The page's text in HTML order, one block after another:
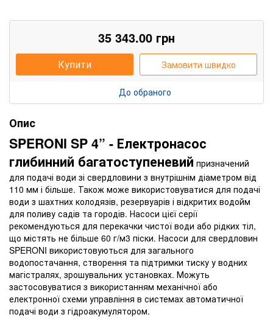
35 343.00 грн
Купити Замовити швидко
До обраного
Опис
SPERONI SP 4” - Електронасос
глибинний багатоступеневий призначений
для подачі води зі свердловини з внутрішнім діаметром від
110 мм і більше. Також може використовуватися для подачі
води з шахтних колодязів, резервуарів і відкритих водойм
для поливу садів та городів. Насоси цієї серії
рекомендуються для перекачки чистої води або рідких тіл,
що містять не більше 60 г/м3 піски. Насоси для свердловин
SPERONI використовуються для загального
водопостачання, створення та підтримки тиску у водних
магістралях, зрошувальних установках. Можуть
застосовуватися з використанням механічної або
електронної схеми управління в системах автоматичної
подачі води з гідроакумулятором.